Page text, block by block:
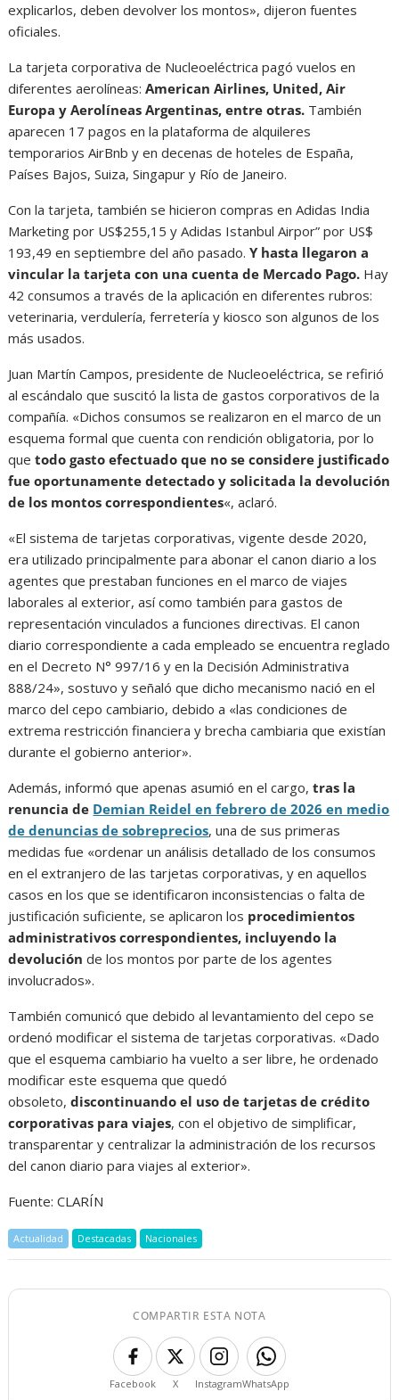
explicarlos, deben devolver los montos», dijeron fuentes
oficiales.
La tarjeta corporativa de Nucleoeléctrica pagó vuelos en
diferentes aerolíneas:American Airlines, United, Air
Europa y Aerolíneas Argentinas, entre otras. También
aparecen 17 pagos en la plataforma de alquileres
temporarios AirBnb y en decenas de hoteles de España,
Países Bajos, Suiza, Singapur y Río de Janeiro.
Con la tarjeta, también se hicieron compras en Adidas India
Marketing por US$255,15 y Adidas Istanbul Airpor” por US$
193,49 en septiembre del año pasado. Y hasta llegaron a
vincular la tarjeta con una cuenta de Mercado Pago. Hay
42 consumos a través de la aplicación en diferentes rubros:
veterinaria, verdulería, ferretería y kiosco son algunos de los
más usados.
Juan Martín Campos, presidente de Nucleoeléctrica, se refirió
al escándalo que suscitó la lista de gastos corporativos de la
compañía. «Dichos consumos se realizaron en el marco de un
esquema formal que cuenta con rendición obligatoria, por lo
quetodo gasto efectuado que no se considere justificado
fue oportunamente detectado y solicitada la devolución
de los montos correspondientes«, aclaró.
«El sistema de tarjetas corporativas, vigente desde 2020,
era utilizado principalmente para abonar el canon diario a los
agentes que prestaban funciones en el marco de viajes
laborales al exterior, así como también para gastos de
representación vinculados a funciones directivas. El canon
diario correspondiente a cada empleado se encuentra reglado
en el Decreto N° 997/16 y en la Decisión Administrativa
888/24», sostuvo y señaló que dicho mecanismo nació en el
marco del cepo cambiario, debido a «las condiciones de
extrema restricción financiera y brecha cambiaria que existían
durante el gobierno anterior».
Además, informó que apenas asumió en el cargo, tras la
renuncia de Demian Reidel en febrero de 2026 en medio
de denuncias de sobreprecios, una de sus primeras
medidas fue «ordenar un análisis detallado de los consumos
en el extranjero de las tarjetas corporativas, y en aquellos
casos en los que se identificaron inconsistencias o falta de
justificación suficiente, se aplicaron los procedimientos
administrativos correspondientes, incluyendo la
devolución de los montos por parte de los agentes
involucrados».
También comunicó que debido al levantamiento del cepo se
ordenó modificar el sistema de tarjetas corporativas. «Dado
que el esquema cambiario ha vuelto a ser libre, he ordenado
modificar este esquema que quedó
obsoleto,discontinuando el uso de tarjetas de crédito
corporativas para viajes, con el objetivo de simplificar,
transparentar y centralizar la administración de los recursos
del canon diario para viajes al exterior».
Fuente: CLARÍN
Actualidad Destacadas Nacionales
COMPARTIR ESTA NOTA
Facebook X InstagramWhatsApp